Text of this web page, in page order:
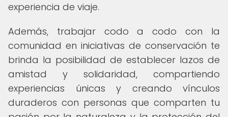
experiencia de viaje.
Además, trabajar codo a codo con la
comunidad en iniciativas de conservación te
brinda la posibilidad de establecer lazos de
amistad y solidaridad, compartiendo
experiencias únicas y creando vínculos
duraderos con personas que comparten tu